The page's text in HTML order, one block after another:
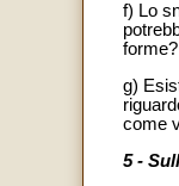
f) Lo
forme?
g)
come
5 -